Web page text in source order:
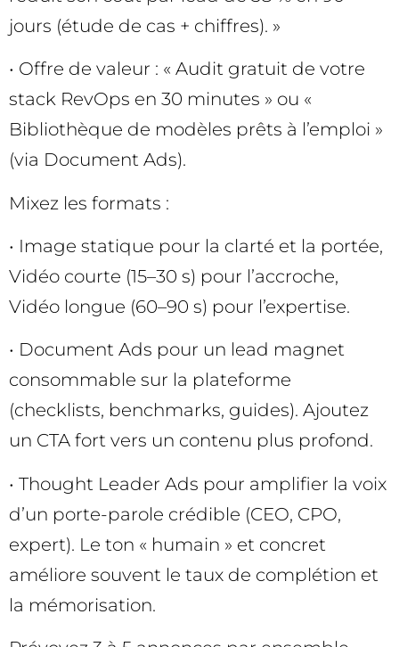
jours (étude de cas + chiffres). »
• Offre de valeur : « Audit gratuit de votre
stack RevOps en 30 minutes » ou «
Bibliothèque de modèles prêts à l’emploi »
(via Document Ads).
Mixez les formats :
• Image statique pour la clarté et la portée,
Vidéo courte (15–30 s) pour l’accroche,
Vidéo longue (60–90 s) pour l’expertise.
• Document Ads pour un lead magnet
consommable sur la plateforme
(checklists, benchmarks, guides). Ajoutez
un CTA fort vers un contenu plus profond.
• Thought Leader Ads pour amplifier la voix
d’un porte-parole crédible (CEO, CPO,
expert). Le ton « humain » et concret
améliore souvent le taux de complétion et
la mémorisation.